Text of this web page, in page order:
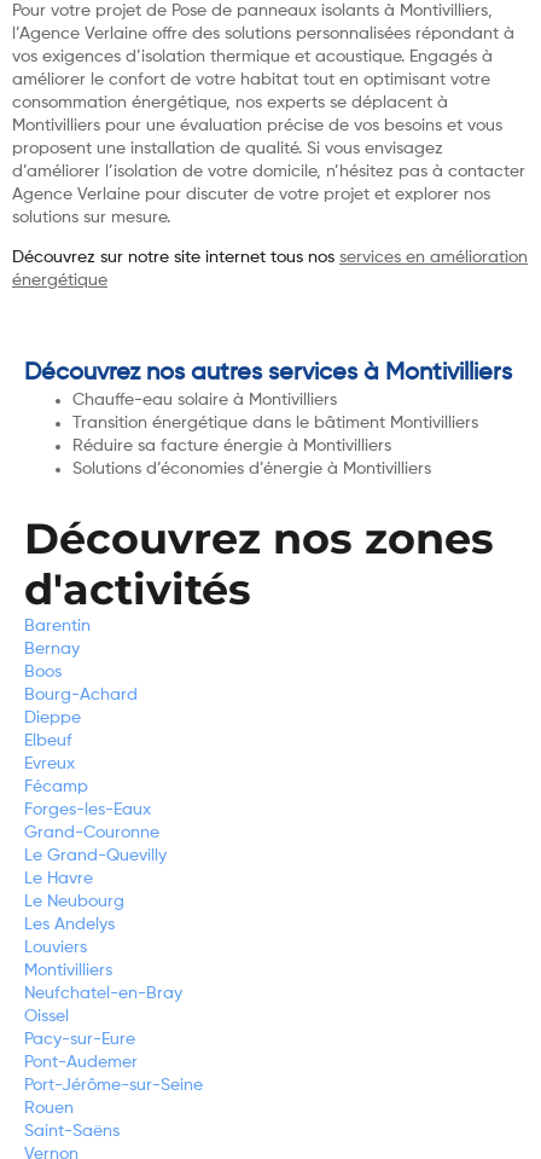
Pour votre projet de Pose de panneaux isolants à Montivilliers,
l’Agence Verlaine offre des solutions personnalisées répondant à
vos exigences d’isolation thermique et acoustique. Engagés à
améliorer le confort de votre habitat tout en optimisant votre
consommation énergétique, nos experts se déplacent à
Montivilliers pour une évaluation précise de vos besoins et vous
proposent une installation de qualité. Si vous envisagez
d’améliorer l’isolation de votre domicile, n’hésitez pas à contacter
Agence Verlaine pour discuter de votre projet et explorer nos
solutions sur mesure.
Découvrez sur notre site internet tous nos services en amélioration
énergétique
Découvrez nos autres services à Montivilliers
Chauffe-eau solaire à Montivilliers
Transition énergétique dans le bâtiment Montivilliers
Réduire sa facture énergie à Montivilliers
Solutions d’économies d’énergie à Montivilliers
Découvrez nos zones
d'activités
Barentin
Bernay
Boos
Bourg-Achard
Dieppe
Elbeuf
Evreux
Fécamp
Forges-les-Eaux
Grand-Couronne
Le Grand-Quevilly
Le Havre
Le Neubourg
Les Andelys
Louviers
Montivilliers
Neufchatel-en-Bray
Oissel
Pacy-sur-Eure
Pont-Audemer
Port-Jérôme-sur-Seine
Rouen
Saint-Saëns
Vernon